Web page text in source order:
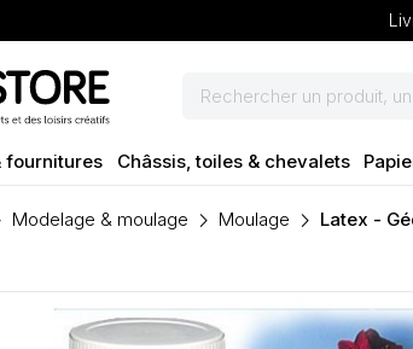
fournitures Châssis, toiles & chevalets
Modelage & moulage Moulage Latex -